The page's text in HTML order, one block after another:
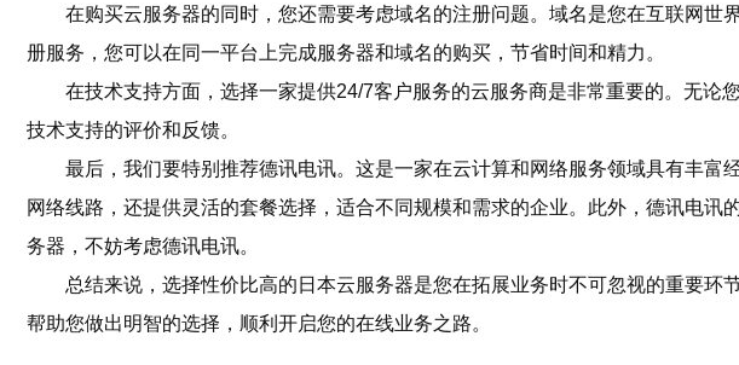
在购买云服务器的同时，您还需要考虑域名的注册问题。域名是您在互联网世
册服务，您可以在同一平台上完成服务器和域名的购买，节省时间和精力。
在技术支持方面，选择一家提供24/7客户服务的云服务商是非常重要的。无
技术支持的评价和反馈。
最后，我们要特别推荐德讯电讯。这是一家在云计算和网络服务领域具有丰
网络线路，还提供灵活的套餐选择，适合不同规模和需求的企业。此外，德讯电
务器，不妨考虑德讯电讯。
总结来说，选择性价比高的日本云服务器是您在拓展业务时不可忽视的重要
帮助您做出明智的选择，顺利开启您的在线业务之路。